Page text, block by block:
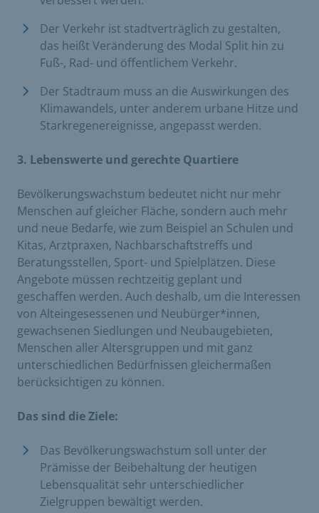
Der Verkehr ist stadtverträglich zu gestalten,
das heißt Veränderung des Modal Split hin zu
Fuß-, Rad- und öffentlichem Verkehr.
Der Stadtraum muss an die Auswirkungen des
Klimawandels, unter anderem urbane Hitze und
Starkregenereignisse, angepasst werden.
3. Lebenswerte und gerechte Quartiere
Bevölkerungswachstum bedeutet nicht nur mehr
Menschen auf gleicher Fläche, sondern auch mehr
und neue Bedarfe, wie zum Beispiel an Schulen und
Kitas, Arztpraxen, Nachbarschaftstreffs und
Beratungsstellen, Sport- und Spielplätzen. Diese
Angebote müssen rechtzeitig geplant und
geschaffen werden. Auch deshalb, um die Interessen
von Alteingesessenen und Neubürger*innen,
gewachsenen Siedlungen und Neubaugebieten,
Menschen aller Altersgruppen und mit ganz
unterschiedlichen Bedürfnissen gleichermaßen
berücksichtigen zu können.
Das sind die Ziele:
Das Bevölkerungswachstum soll unter der
Prämisse der Beibehaltung der heutigen
Lebensqualität sehr unterschiedlicher
Zielgruppen bewältigt werden.